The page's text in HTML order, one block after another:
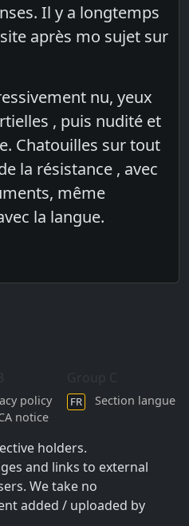
Il y a longtemps
après mo sujet sur
nu, yeux
, puis nudité et
Chatouilles sur tout
la résistance , avec
même
la langue.
policy
notice
FR Section langue
holders.
and links to external
We take no
added / uploaded by